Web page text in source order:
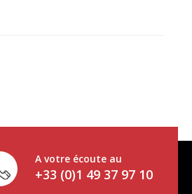
A votre écoute au
+33 (0)1 49 37 97 10